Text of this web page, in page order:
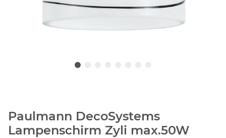
Paulmann DecoSystems
Lampenschirm Zyli max.50W